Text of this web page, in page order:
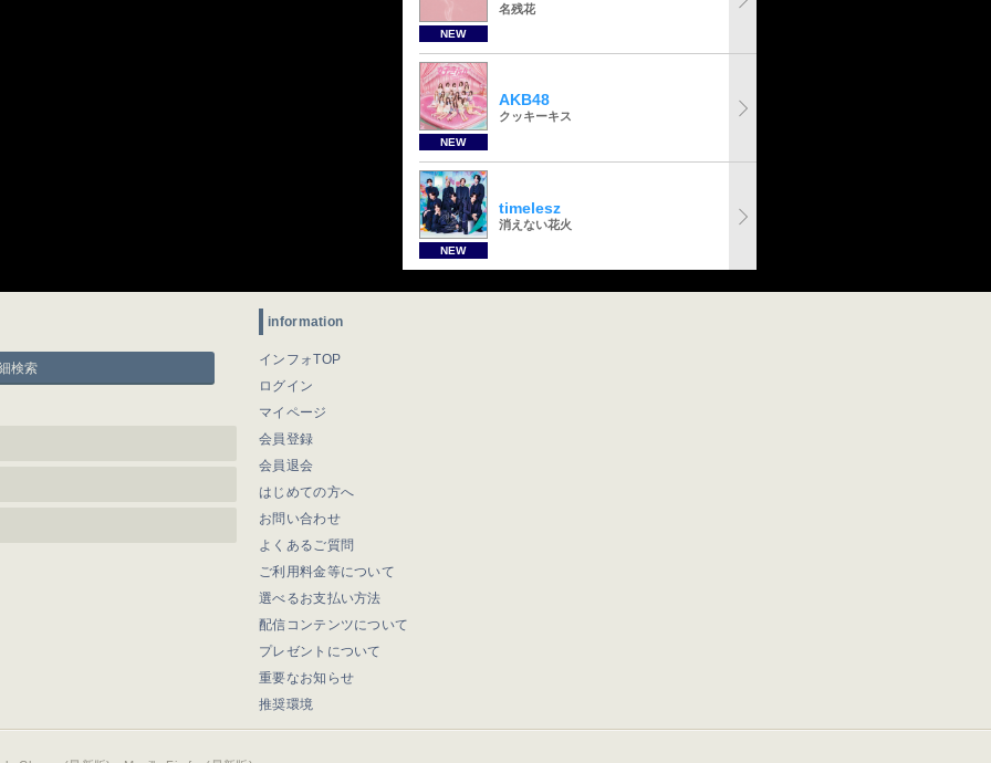
NEW
名残花
NEW
AKB48
クッキーキス
NEW
timelesz
消えない花火
検索
information
インフォTOP
ログイン
マイページ
会員登録
会員退会
はじめての方へ
お問い合わせ
よくあるご質問
ご利用料金等について
選べるお支払い方法
配信コンテンツについて
プレゼントについて
重要なお知らせ
推奨環境